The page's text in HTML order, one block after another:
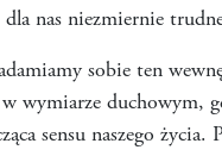
dla nas niezmiernie
sobie ten
w wymiarze duchowym,
sensu naszego życia.